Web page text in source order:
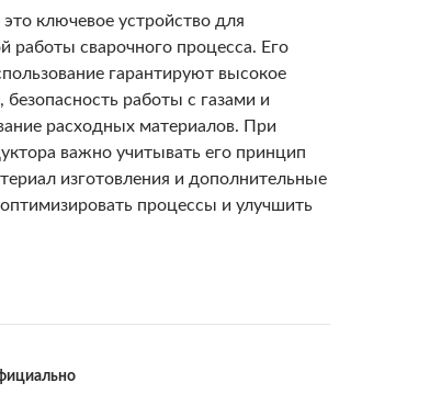
ключевое устройство для
работы сварочного процесса. Его
гарантируют высокое
безопасность работы с газами и
расходных материалов. При
важно учитывать его принцип
изготовления и дополнительные
процессы и улучшить